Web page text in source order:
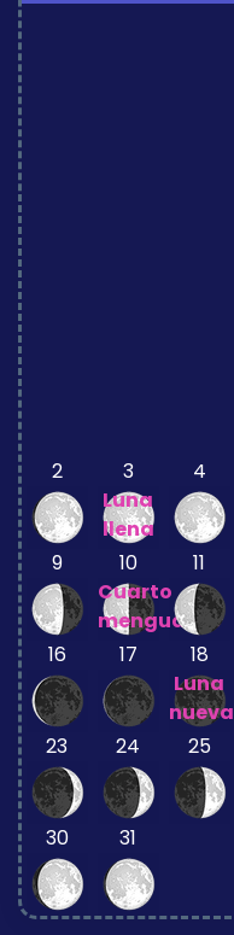
2
3
Luna
llena
4
9
10
Cuarto
menguante
11
16 17
18
Luna
nueva
23 24 25
30 31